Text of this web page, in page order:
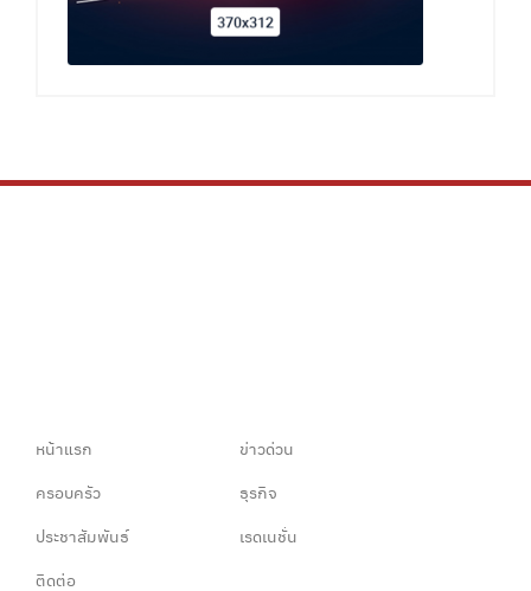
หน้าแรก
ข่าวด่วน
ครอบครัว
ธุรกิจ
ประชาสัมพันธ์
เรดเนชั่น
ติดต่อ